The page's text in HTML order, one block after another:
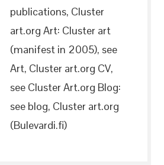
publications, Cluster
art.org Art: Cluster art
(manifest in 2005), see
Art, Cluster art.org CV,
see Cluster Art.org Blog:
see blog, Cluster art.org
(Bulevardi.fi)